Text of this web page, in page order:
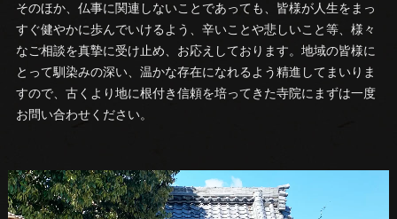
そのほか、仏事に関連しないことであっても、皆様が人生をまっ
すぐ健やかに歩んでいけるよう、辛いことや悲しいこと等、様々
なご相談を真摯に受け止め、お応えしております。地域の皆様に
とって馴染みの深い、温かな存在になれるよう精進してまいりま
すので、古くより地に根付き信頼を培ってきた寺院にまずは一度
お問い合わせください。